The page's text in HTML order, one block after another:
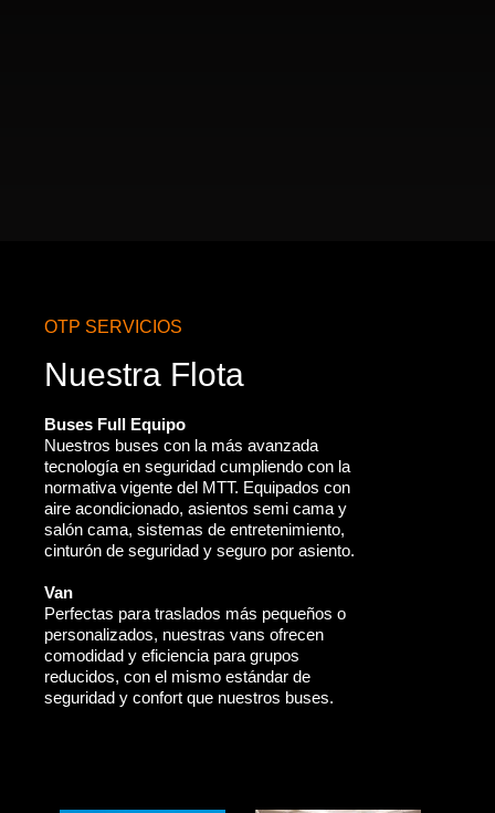
OTP SERVICIOS
Nuestra Flota
Buses Full Equipo
Nuestros buses con la más avanzada
tecnología en seguridad cumpliendo con la
normativa vigente del MTT. Equipados con
aire acondicionado, asientos semi cama y
salón cama, sistemas de entretenimiento,
cinturón de seguridad y seguro por asiento.
Van
Perfectas para traslados más pequeños o
personalizados, nuestras vans ofrecen
comodidad y eficiencia para grupos
reducidos, con el mismo estándar de
seguridad y confort que nuestros buses.